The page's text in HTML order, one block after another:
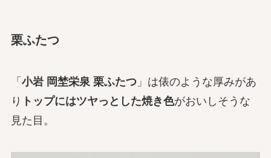
栗ふたつ
「 小岩 岡埜栄泉 栗ふたつ」は俵のような厚みがあ
り トップにはツヤっとした焼き色がおいしそうな
見た目。